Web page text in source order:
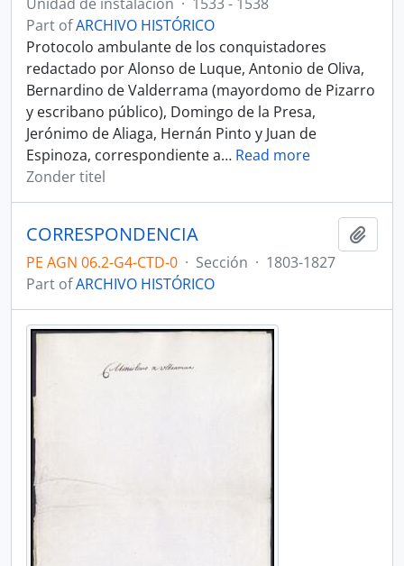
Part ofARCHIVO HISTÓRICO
Protocolo ambulante de los conquistadores
redactado por Alonso de Luque, Antonio de Oliva,
Bernardino de Valderrama (mayordomo de Pizarro
y escribano público), Domingo de la Presa,
Jerónimo de Aliaga, Hernán Pinto y Juan de
Espinoza, correspondiente a… Read more
Zonder titel
CORRESPONDENCIA
PE AGN 06.2-G4-CTD-0 · Sección · 1803-1827
Part ofARCHIVO HISTÓRICO